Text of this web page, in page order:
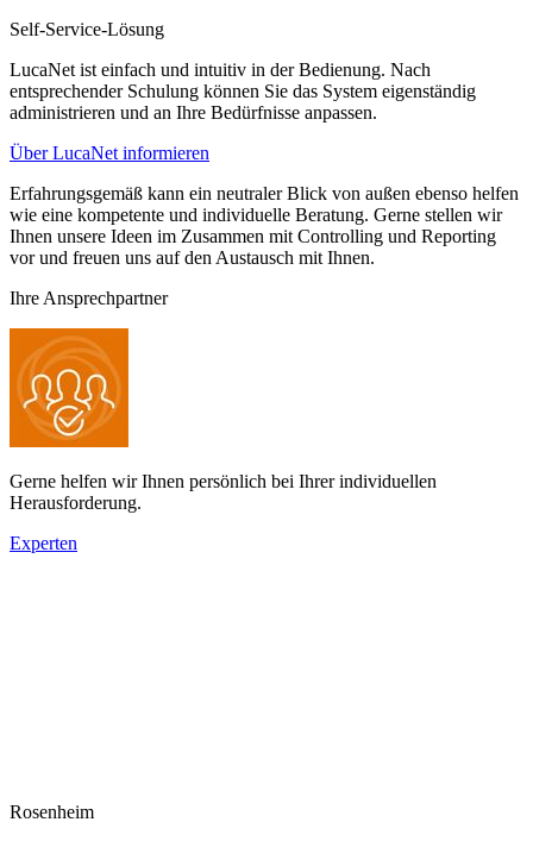
Self-Service-Lösung
LucaNet ist einfach und intuitiv in der Bedienung. Nach
entsprechender Schulung können Sie das System eigenständig
administrieren und an Ihre Bedürfnisse anpassen.
Über LucaNet informieren
Erfahrungsgemäß kann ein neutraler Blick von außen ebenso helfen
wie eine kompetente und individuelle Beratung. Gerne stellen wir
Ihnen unsere Ideen im Zusammen mit Controlling und Reporting
vor und freuen uns auf den Austausch mit Ihnen.
Ihre Ansprechpartner
Gerne helfen wir Ihnen persönlich bei Ihrer individuellen
Herausforderung.
Experten
Rosenheim